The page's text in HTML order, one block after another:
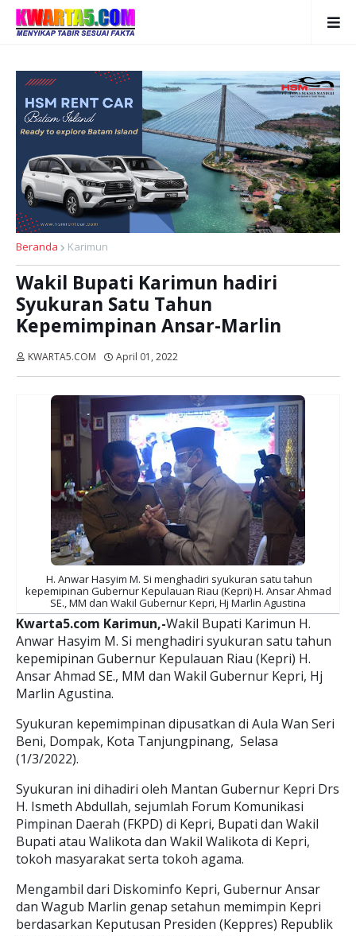
Beranda Karimun
Wakil Bupati Karimun hadiri
Syukuran Satu Tahun
Kepemimpinan Ansar-Marlin
KWARTA5.COM April 01, 2022
H. Anwar Hasyim M. Si menghadiri syukuran satu tahun
kepemipinan Gubernur Kepulauan Riau (Kepri) H. Ansar Ahmad
SE., MM dan Wakil Gubernur Kepri, Hj Marlin Agustina
Kwarta5.com Karimun,-Wakil Bupati Karimun H.
Anwar Hasyim M. Si menghadiri syukuran satu tahun
kepemipinan Gubernur Kepulauan Riau (Kepri) H.
Ansar Ahmad SE., MM dan Wakil Gubernur Kepri, Hj
Marlin Agustina.
Syukuran kepemimpinan dipusatkan di Aula Wan Seri
Beni, Dompak, Kota Tanjungpinang, Selasa
(1/3/2022).
Syukuran ini dihadiri oleh Mantan Gubernur Kepri Drs
H. Ismeth Abdullah, sejumlah Forum Komunikasi
Pimpinan Daerah (FKPD) di Kepri, Bupati dan Wakil
Bupati atau Walikota dan Wakil Walikota di Kepri,
tokoh masyarakat serta tokoh agama.
Mengambil dari Diskominfo Kepri, Gubernur Ansar
dan Wagub Marlin genap setahun memimpin Kepri
berdasarkan Keputusan Presiden (Keppres) Republik